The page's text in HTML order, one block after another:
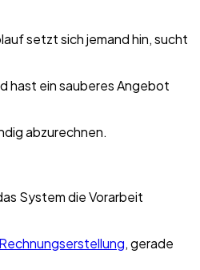
setzt sich jemand hin, sucht
hast ein sauberes Angebot
abzurechnen.
System die Vorarbeit
, gerade